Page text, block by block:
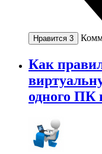
Нравится 3
Как
одного ПК